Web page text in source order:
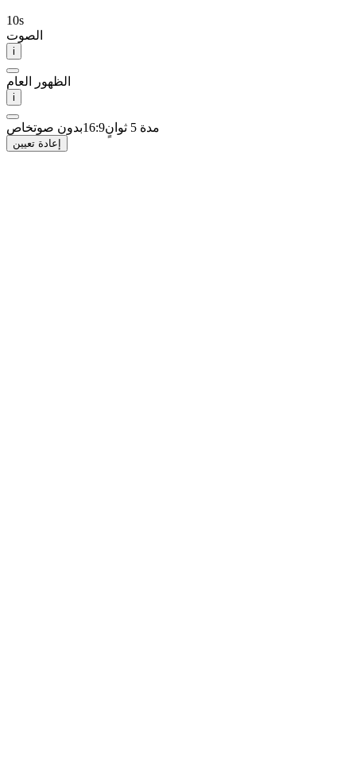
10s
الصوت
i
الظهور العام
i
مدة 5 ثوانٍ 16:9بدون صوتخاص
إعادة تعيين